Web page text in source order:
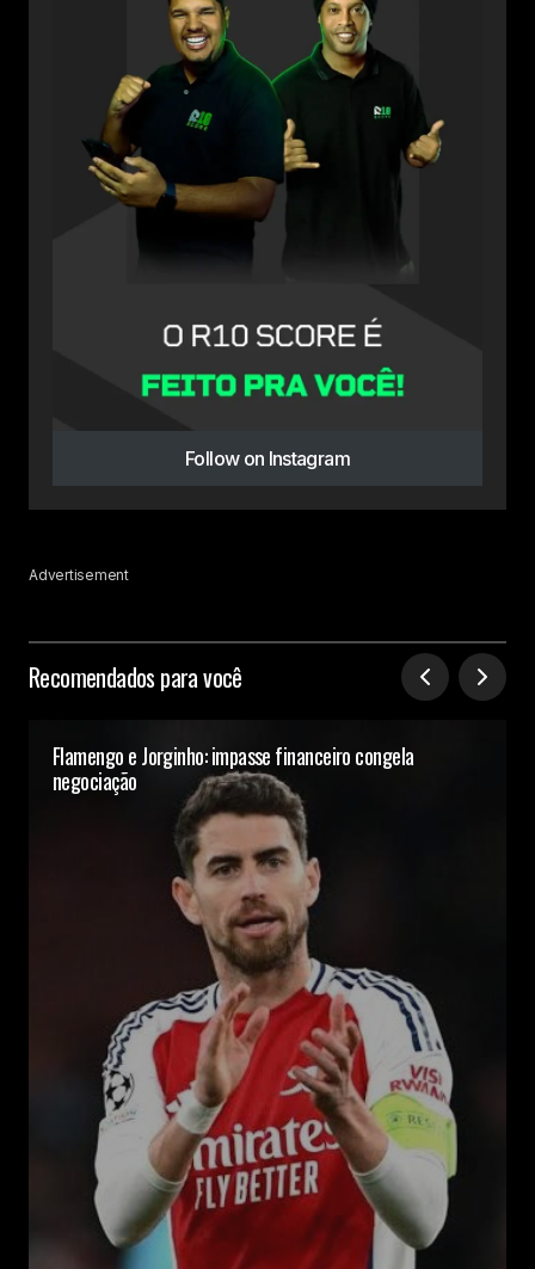
Follow on Instagram
Advertisement
Recomendados para você
Flamengo e Jorginho: impasse financeiro congela
negociação